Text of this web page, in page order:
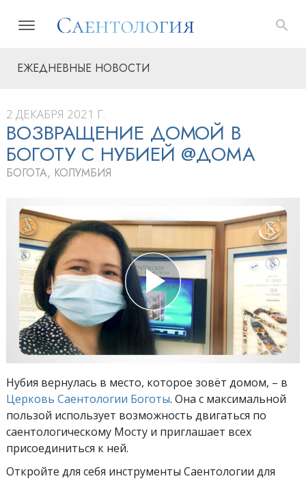
ЕЖЕДНЕВНЫЕ НОВОСТИ
2 ДЕКАБРЯ 2021 Г.
ВОЗВРАЩЕНИЕ ДОМОЙ В
БОГОТУ С НУБИЕЙ @ДОМА
БОГОТА, КОЛУМБИЯ
Нубия вернулась в место, которое зовёт домом, – в
Церковь Саентологии Боготы. Она с максимальной
пользой использует возможность двигаться по
саентологическому Мосту и приглашает всех
присоединиться к ней.
Откройте для себя инструменты Саентологии для